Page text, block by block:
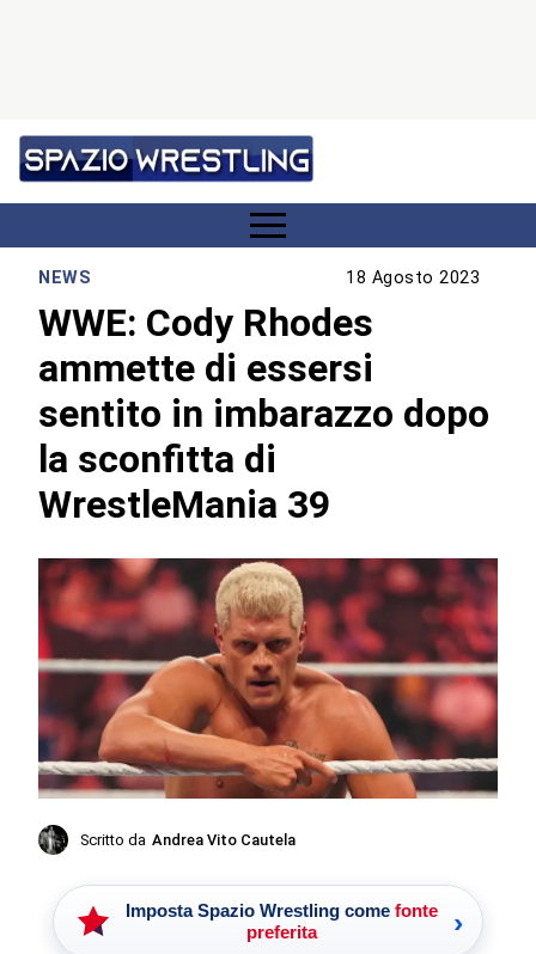
NEWS 18 Agosto 2023
WWE: Cody Rhodes
ammette di essersi
sentito in imbarazzo dopo
la sconfitta di
WrestleMania 39
Scritto da Andrea Vito Cautela
Imposta Spazio Wrestling come fonte
preferita
›